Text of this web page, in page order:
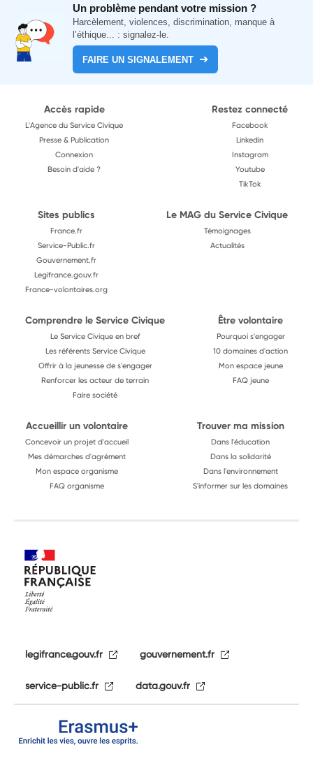
Un problème pendant votre mission ?
Harcèlement, violences, discrimination, manque à
l’éthique... : signalez-le.
FAIRE UN SIGNALEMENT
Accès rapide
L'Agence du Service Civique
Presse & Publication
Connexion
Besoin d'aide ?
Restez connecté
Facebook
Linkedin
Instagram
Youtube
TikTok
Sites publics
France.fr
Service-Public.fr
Gouvernement.fr
Legifrance.gouv.fr
France-volontaires.org
Le MAG du Service Civique
Témoignages
Actualités
Comprendre le Service Civique
Le Service Civique en bref
Les référents Service Civique
Offrir à la jeunesse de s'engager
Renforcer les acteur de terrain
Faire société
Être volontaire
Pourquoi s'engager
10 domaines d'action
Mon espace jeune
FAQ jeune
Accueillir un volontaire
Concevoir un projet d'accueil
Mes démarches d'agrément
Mon espace organisme
FAQ organisme
Trouver ma mission
Dans l'éducation
Dans la solidarité
Dans l'environnement
S'informer sur les domaines
legifrance.gouv.fr gouvernement.fr
service-public.fr data.gouv.fr